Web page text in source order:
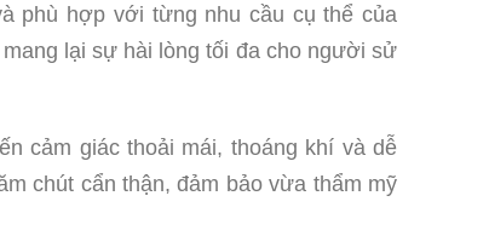
phù hợp với từng nhu cầu cụ thể của
lại sự hài lòng tối đa cho người sử
cảm giác thoải mái, thoáng khí và dễ
chút cẩn thận, đảm bảo vừa thẩm mỹ